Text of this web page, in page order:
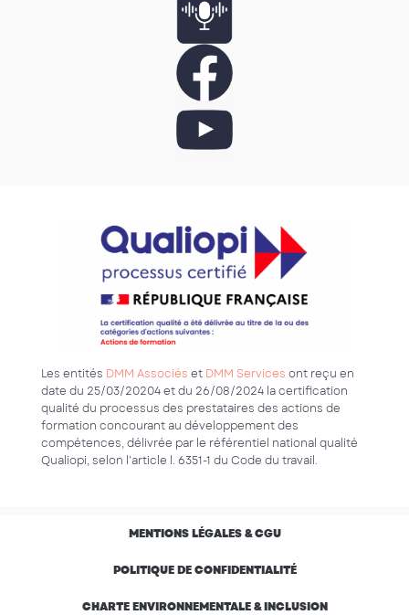
Les entités DMM Associés et DMM Services ont reçu en
date du 25/03/20204 et du 26/08/2024 la certification
qualité du processus des prestataires des actions de
formation concourant au développement des
compétences, délivrée par le référentiel national qualité
Qualiopi, selon l’article l. 6351-1 du Code du travail.
MENTIONS LÉGALES & CGU
POLITIQUE DE CONFIDENTIALITÉ
CHARTE ENVIRONNEMENTALE & INCLUSION